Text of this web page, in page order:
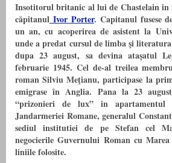
Insotitorul britanic al lui de Chastelain in
căpitanul Ivor Porter. Capitanul fusese
un an, cu acoperirea de asistent la
unde a predat cursul de limba şi
dupa 23 august, sa devina ataşatul
februarie 1945. Cel de-al treilea
roman Silviu Meţianu, participase la
emigrase înAnglia. Pana la 23
“prizonieri de lux” in
Jandarmeriei Romane, generalul
sediul institutiei de pe Stefan cel
negocierile Guvernului Roman cu
liniile folosite.